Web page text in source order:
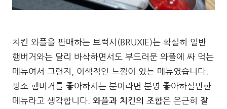
치킨 와플을 판매하는 브럭시(BRUXIE)는 확실히 일반
햄버거와는 달리 바삭하면서도 부드러운 와플에 싸 먹는
메뉴여서 그런지, 이색적인 느낌이 있는 메뉴였습니다.
평소 햄버거를 좋아하시는 분이라면 분명 좋아하실만한
메뉴라고 생각합니다. 와플과 치킨의 조합은 은근히 잘